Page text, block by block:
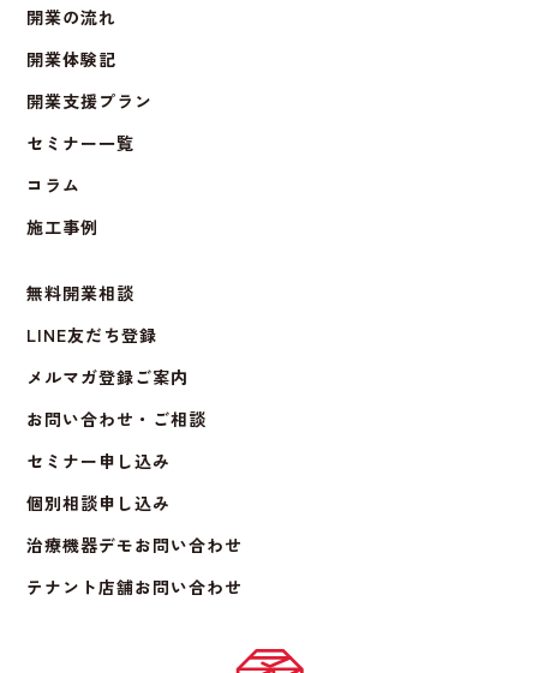
開業の流れ
開業体験記
開業支援プラン
セミナー一覧
コラム
施工事例
無料開業相談
LINE友だち登録
メルマガ登録ご案内
お問い合わせ・ご相談
セミナー申し込み
個別相談申し込み
治療機器デモお問い合わせ
テナント店舗お問い合わせ